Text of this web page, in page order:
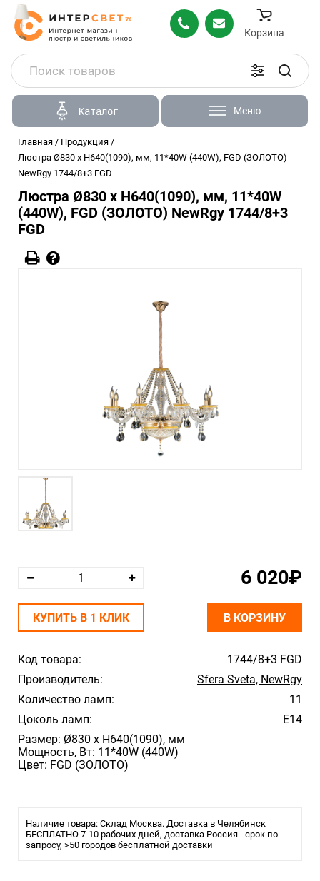
Корзина
Каталог Меню
Главная / Продукция /
Люстра Ø830 x H640(1090), мм, 11*40W (440W), FGD (ЗОЛОТО)
NewRgy 1744/8+3 FGD
Люстра Ø830 x H640(1090), мм, 11*40W
(440W), FGD (ЗОЛОТО) NewRgy 1744/8+3
FGD
Код товара:
1744/8+3 FGD
Производитель:
Sfera Sveta, NewRgy
Количество ламп:
11
Цоколь ламп:
E14
Размер: Ø830 x H640(1090), мм
Мощность, Вт: 11*40W (440W)
Цвет: FGD (ЗОЛОТО)
Наличие товара: Склад Москва. Доставка в Челябинск
БЕСПЛАТНО 7-10 рабочих дней, доставка Россия - срок по
запросу, >50 городов бесплатной доставки
6 020₽
КУПИТЬ В 1 КЛИК В КОРЗИНУ